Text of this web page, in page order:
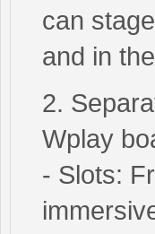
can
and in
2.
Wplay
- Slots: